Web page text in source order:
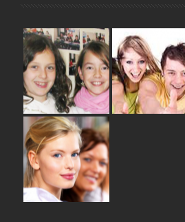
ZAJĘCIA DLA
DZIECI
ZAJĘCIA DLA
MŁODZIEŻY
SZKOLENIA
DLA FIRM